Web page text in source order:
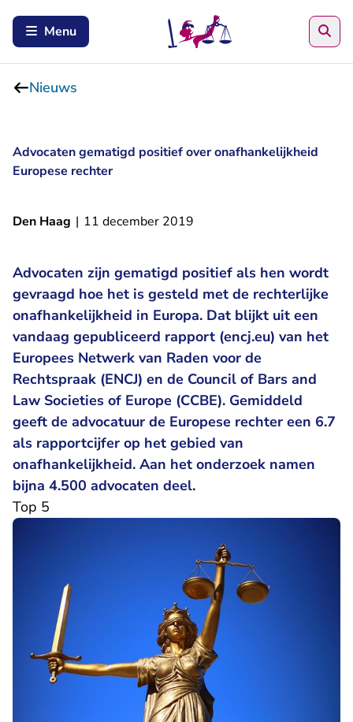
Menu
Nieuws
Advocaten gematigd positief over onafhankelijkheid
Europese rechter
Den Haag | 11 december 2019
Advocaten zijn gematigd positief als hen wordt
gevraagd hoe het is gesteld met de rechterlijke
onafhankelijkheid in Europa. Dat blijkt uit een
vandaag gepubliceerd rapport (encj.eu) van het
Europees Netwerk van Raden voor de
Rechtspraak (ENCJ) en de Council of Bars and
Law Societies of Europe (CCBE). Gemiddeld
geeft de advocatuur de Europese rechter een 6.7
als rapportcijfer op het gebied van
onafhankelijkheid. Aan het onderzoek namen
bijna 4.500 advocaten deel.
Top 5